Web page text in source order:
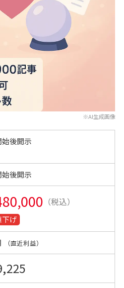
※AI生成画像
後開示
後開示
（税込）
下げ
（直近利益）